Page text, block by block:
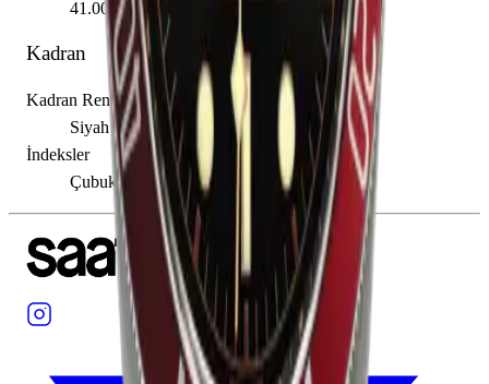
41.00 mm
Kadran
Kadran Rengi
Siyah
İndeksler
Çubuk / Nokta